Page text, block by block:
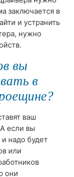
заключается в
и устранить
нужно
вы
в
ваш
если вы
надо будет
или
они